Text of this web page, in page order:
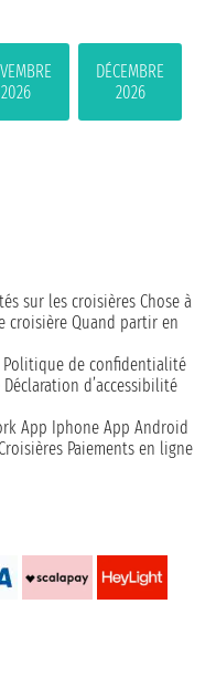
2026
DÉCEMBRE
2026
sur les croisières Chose à
croisière Quand partir en
Politique de confidentialité
Déclaration d’accessibilité
App Iphone App Android
Paiements en ligne